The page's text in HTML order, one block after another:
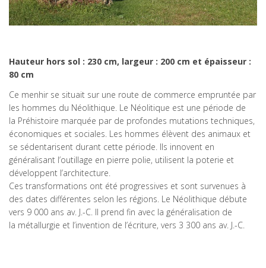
Hauteur hors sol : 230 cm, largeur : 200 cm et épaisseur :
80 cm
Ce menhir se situait sur une route de commerce empruntée par
les hommes du Néolithique. Le Néolitique est une période de
la Préhistoire marquée par de profondes mutations techniques,
économiques et sociales. Les hommes élèvent des animaux et
se sédentarisent durant cette période. Ils innovent en
généralisant l’outillage en pierre polie, utilisent la poterie et
développent l’architecture.
Ces transformations ont été progressives et sont survenues à
des dates différentes selon les régions. Le Néolithique débute
vers 9 000 ans av. J.-C. Il prend fin avec la généralisation de
la métallurgie et l’invention de l’écriture, vers 3 300 ans av. J.-C.